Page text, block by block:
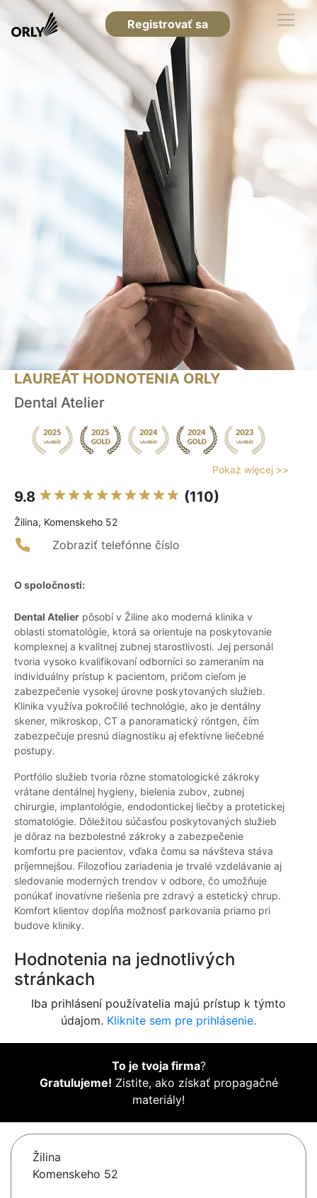
Registrovať sa
LAUREÁT HODNOTENIA ORLY
Dental Atelier
Pokaż więcej >>
9.8 (110)
Žilina, Komenskeho 52
Zobraziť telefónne číslo
O spoločnosti:
Dental Atelier pôsobí v Žiline ako moderná klinika v
oblasti stomatológie, ktorá sa orientuje na poskytovanie
komplexnej a kvalitnej zubnej starostlivosti. Jej personál
tvoria vysoko kvalifikovaní odborníci so zameraním na
individuálny prístup k pacientom, pričom cieľom je
zabezpečenie vysokej úrovne poskytovaných služieb.
Klinika využíva pokročilé technológie, ako je dentálny
skener, mikroskop, CT a panoramatický röntgen, čím
zabezpečuje presnú diagnostiku aj efektívne liečebné
postupy.
Portfólio služieb tvoria rôzne stomatologické zákroky
vrátane dentálnej hygieny, bielenia zubov, zubnej
chirurgie, implantológie, endodontickej liečby a protetickej
stomatológie. Dôležitou súčasťou poskytovaných služieb
je dôraz na bezbolestné zákroky a zabezpečenie
komfortu pre pacientov, vďaka čomu sa návšteva stáva
príjemnejšou. Filozofiou zariadenia je trvalé vzdelávanie aj
sledovanie moderných trendov v odbore, čo umožňuje
ponúkať inovatívne riešenia pre zdravý a estetický chrup.
Komfort klientov dopĺňa možnosť parkovania priamo pri
budove kliniky.
Hodnotenia na jednotlivých
stránkach
Iba prihlásení používatelia majú prístup k týmto
údajom. Kliknite sem pre prihlásenie.
To je tvoja firma?
Gratulujeme! Zistite, ako získať propagačné
materiály!
Žilina
Komenskeho 52